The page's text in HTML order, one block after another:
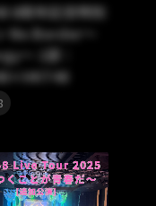
SCORPION
8周年記念特別
No Border〜
〜 1部：